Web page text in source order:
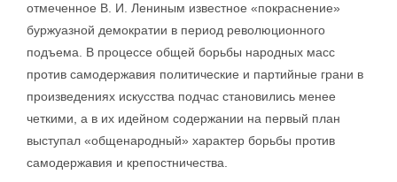
отмеченное В. И. Лениным известное «покраснение»
буржуазной демократии в период революционного
подъема. В процессе общей борьбы народных масс
против самодержавия политические и партийные грани в
произведениях искусства подчас становились менее
четкими, а в их идейном содержании на первый план
выступал «общенародный» характер борьбы против
самодержавия и крепостничества.